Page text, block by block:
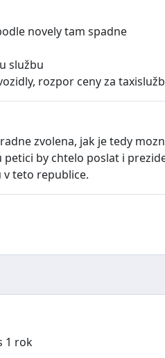
novely tam spadne
službu
rozpor ceny za
zvolena, jak je tedy
by chtelo poslat i
teto republice.
1 rok